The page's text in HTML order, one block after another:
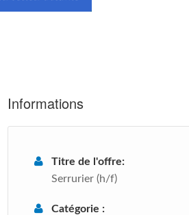
Informations
Titre de l'offre:
Serrurier (h/f)
Catégorie :